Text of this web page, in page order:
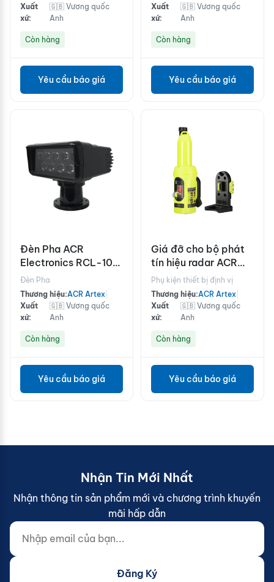
Xuất
xứ:
🇬🇧 Vương quốc
Anh
Còn hàng
Yêu cầu báo giá
Xuất
xứ:
🇬🇧 Vương quốc
Anh
Còn hàng
Yêu cầu báo giá
Đèn Pha ACR
Electronics RCL-100
LED - Màu đen
Đèn Pha
Thương hiệu:ACR Artex
Xuất
xứ:
🇬🇧 Vương quốc
Anh
Còn hàng
Yêu cầu báo giá
Giá đỡ cho bộ phát
tín hiệu radar ACR
Electronics
Pathfinder™ PRO
Phụ kiện thiết bị định vị
Thương hiệu:ACR Artex
Xuất
xứ:
🇬🇧 Vương quốc
Anh
Còn hàng
Yêu cầu báo giá
Nhận Tin Mới Nhất
Nhận thông tin sản phẩm mới và chương trình khuyến
mãi hấp dẫn
Nhập email của bạn...
Website (do not fill)
Đăng Ký